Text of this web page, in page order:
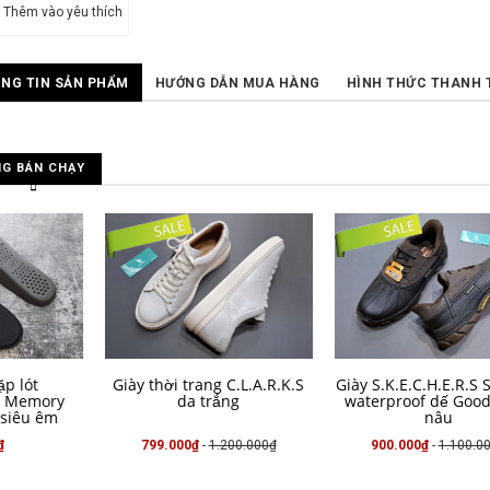
Thêm vào yêu thích
TIN SẢN PHẨM HƯỚNG DẪN MUA HÀNG HÌNH THỨC THANH
BÁN CHẠY
MUA HÀNG
trang C.L.A.R.K.S
da trắng
MUA HÀNG
Giày S.K.E.C.H.E.R.S Slip -ins
waterproof dế Goodyear -
900.000₫
Giày